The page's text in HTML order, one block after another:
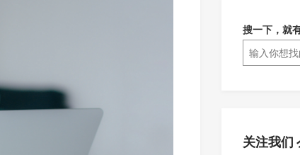
搜一下，就
关注我们